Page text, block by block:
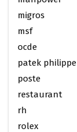
migros
msf
ocde
patek philippe
poste
restaurant
rh
rolex